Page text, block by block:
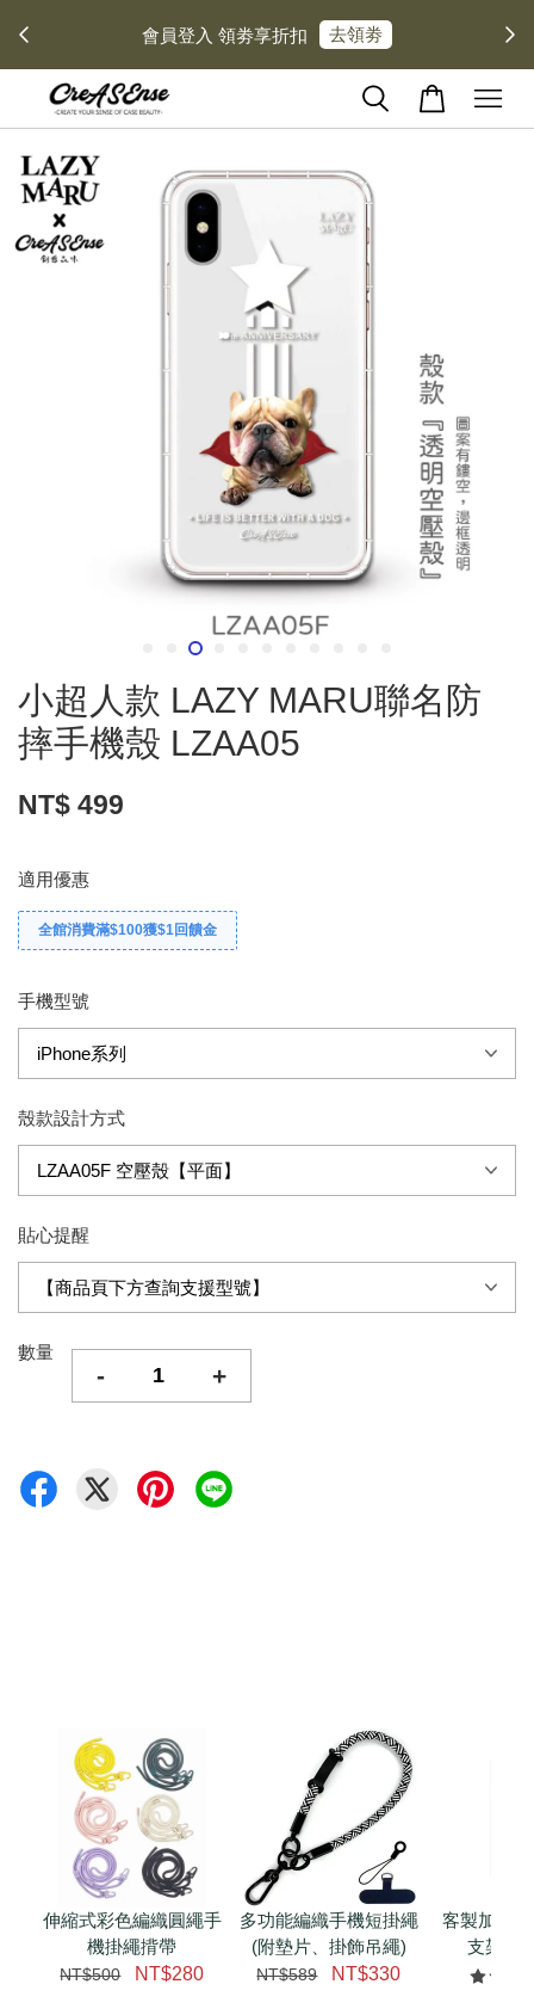
會員登入 領劵享折扣 去領劵
小超人款 LAZY MARU聯名防
摔手機殼 LZAA05
NT$ 499
適用優惠
全館消費滿$100獲$1回饋金
手機型號
殼款設計方式
貼心提醒
數量
- +
伸縮式彩色編織圓繩手
機掛繩揹帶
NT$500 NT$280
多功能編織手機短掛繩
(附墊片、掛飾吊繩)
NT$589 NT$330
客製加購
支架 腕